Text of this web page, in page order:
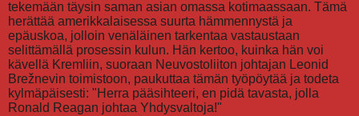
tekemään täysin saman asian omassa kotimaassaan. Tämä
herättää amerikkalaisessa suurta hämmennystä ja
epäuskoa, jolloin venäläinen tarkentaa vastaustaan
selittämällä prosessin kulun. Hän kertoo, kuinka hän voi
kävellä Kremliin, suoraan Neuvostoliiton johtajan Leonid
Brežnevin toimistoon, paukuttaa tämän työpöytää ja todeta
kylmäpäisesti: "Herra pääsihteeri, en pidä tavasta, jolla
Ronald Reagan johtaa Yhdysvaltoja!"